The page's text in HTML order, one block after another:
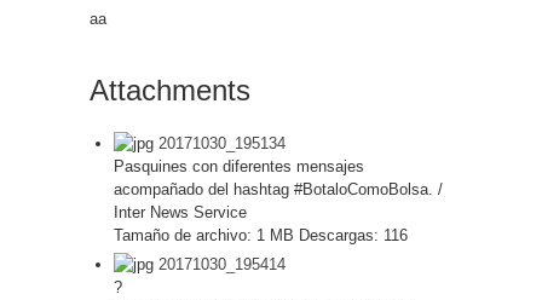
aa
Attachments
20171030_195134
Pasquines con diferentes mensajes
acompañado del hashtag #BotaloComoBolsa. /
Inter News Service
Tamaño de archivo: 1 MB Descargas: 116
20171030_195414
?